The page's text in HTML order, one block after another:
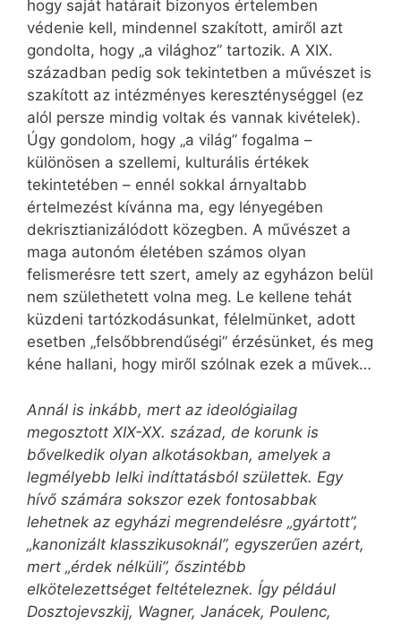
hogy saját határait bizonyos értelemben
védenie kell, mindennel szakított, amiről azt
gondolta, hogy „a világhoz” tartozik. A XIX.
században pedig sok tekintetben a művészet is
szakított az intézményes kereszténységgel (ez
alól persze mindig voltak és vannak kivételek).
Úgy gondolom, hogy „a világ” fogalma –
különösen a szellemi, kulturális értékek
tekintetében – ennél sokkal árnyaltabb
értelmezést kívánna ma, egy lényegében
dekrisztianizálódott közegben. A művészet a
maga autonóm életében számos olyan
felismerésre tett szert, amely az egyházon belül
nem születhetett volna meg. Le kellene tehát
küzdeni tartózkodásunkat, félelmünket, adott
esetben „felsőbbrendűségi” érzésünket, és meg
kéne hallani, hogy miről szólnak ezek a művek…
Annál is inkább, mert az ideológiailag
megosztott XIX-XX. század, de korunk is
bővelkedik olyan alkotásokban, amelyek a
legmélyebb lelki indíttatásból születtek. Egy
hívő számára sokszor ezek fontosabbak
lehetnek az egyházi megrendelésre „gyártott”,
„kanonizált klasszikusoknál”, egyszerűen azért,
mert „érdek nélküli”, őszintébb
elkötelezettséget feltételeznek. Így például
Dosztojevszkij, Wagner, Janácek, Poulenc,